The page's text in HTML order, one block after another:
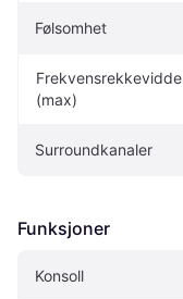
Følsomhet
Frekvensrekkevidde
(max)
Surroundkanaler
Funksjoner
Konsoll